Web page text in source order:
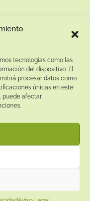
tecnologías como las
del dispositivo. El
procesar datos como
únicas en este
puede afectar